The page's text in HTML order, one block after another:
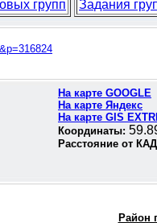
групп Задания
На карте GOOGLE
На карте Яндекс
На карте GIS
Координаты:
Расстояние от
Район